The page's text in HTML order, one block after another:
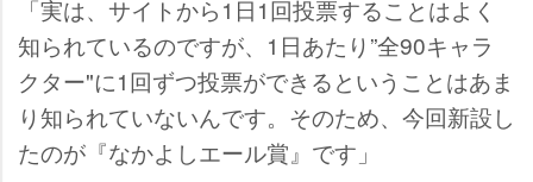
「実は、サイトから1日1回投票することはよく
知られているのですが、1日あたり”全90キャラ
クター"に1回ずつ投票ができるということはあま
り知られていないんです。そのため、今回新設し
たのが『なかよしエール賞』です」